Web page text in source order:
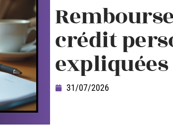
crédit
expliquées
31/07/2026